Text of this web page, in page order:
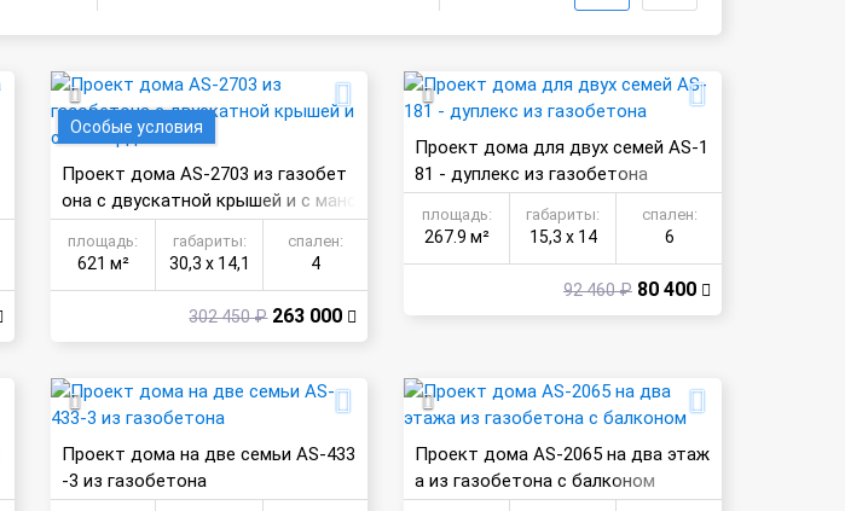
Особые условия
Проект дома AS-2703 из газобет
она с двускатной крышей и с манс
ардой
площадь:
621 м²
габариты:
30,3 х 14,1
спален:
4
302 450 ₽ 263 000
Проект дома для двух семей AS-1
81 - дуплекс из газобетона
площадь:
267.9 м²
габариты:
15,3 х 14
спален:
6
92 460 ₽ 80 400
Проект дома на две семьи AS-433
-3 из газобетона
Проект дома AS-2065 на два этаж
а из газобетона с балконом